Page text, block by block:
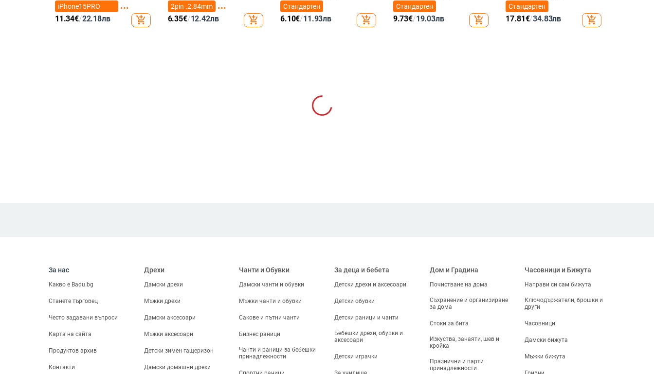
iPhone15PRO
MAX
iPhone16PRO
11.34€/22.18лв add_shopping_cart
2pin .2.84mm
2pin 4.0mm
6.35€/12.42лв add_shopping_cart
Стандартен
6.10€/11.93лв add_shopping_cart
Стандартен
9.73€/19.03лв add_shopping_cart
Стандартен
17.81€/34.83лв add_shopping_cart
За нас
Какво е Badu.bg
Станете търговец
Често задавани въпроси
Карта на сайта
Продуктов архив
Контакти
Дрехи
Дамски дрехи
Мъжки дрехи
Дамски аксесоари
Мъжки аксесоари
Детски зимен гащеризон
Дамски домашни дрехи
Чанти и Обувки
Дамски чанти и обувки
Мъжки чанти и обувки
Сакове и пътни чанти
Бизнес раници
Чанти и раници за бебешки
принадлежности
За деца и бебета
Детски дрехи и аксесоари
Детски обувки
Детски раници и чанти
Бебешки дрехи, обувки и
аксесоари
Детски играчки
Дом и Градина
Почистване на дома
Съхранение и организиране
за дома
Стоки за бита
Изкуства, занаяти, шев и
кройка
Празнични и парти
принадлежности
Часовници и Бижута
Направи си сам бижута
Ключодържатели, брошки и
други
Часовници
Дамски бижута
Мъжки бижута